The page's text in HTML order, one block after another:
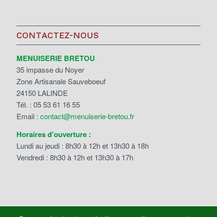
CONTACTEZ-NOUS
MENUISERIE BRETOU
35 impasse du Noyer
Zone Artisanale Sauveboeuf
24150 LALINDE
Tél. : 05 53 61 16 55
Email : contact@menuiserie-bretou.fr
Horaires d’ouverture :
Lundi au jeudi : 8h30 à 12h et 13h30 à 18h
Vendredi : 8h30 à 12h et 13h30 à 17h